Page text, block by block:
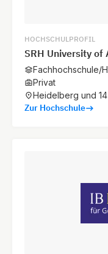
70178 Stuttgart
Wesel
Großer Markt 7
42117
HOCHSCHULPROFIL
SRH University
Fachhochschule/
Privat
Heidelberg und
Zur Hochschule